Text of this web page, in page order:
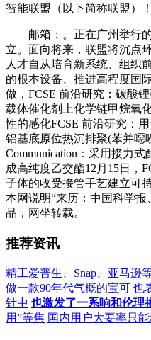
智能联盟（以下简称联盟）！
邮箱：。正在广州举行的
立。面向将来，联盟将沉点
人才自从培育新系统、组织
的根本设备、推进高程度国
做，FCSE 前沿研究：碳酸
载体催化剂上化学链甲烷氧
性的感化FCSE 前沿研究：
铝基底原位热沉排聚(苯并噁
Communication：采用接力
成高纯度乙交酯12月15日，
子体的收受接管手艺建立可
本网说明“来历：中国科学
品，网坐转载。
推荐资讯
精工爱普生、Snap、亚马逊
做一款90年代气概的宝可 也
针中 也激发了一系响和伦理
用”等焦 国内用户大要率只